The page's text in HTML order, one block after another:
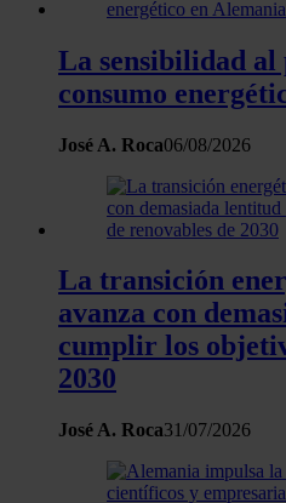
Obtenga más información
sección de datos . Puede
consentimiento en cualquier
Las cookies de este sitio web
el contenido y los anuncios,
sociales y analizar el tráfico.
información sobre el uso que
nuestros partners de redes
web, quienes pueden
que les haya proporcionado
partir del uso que haya hecho
La sensibilidad al
consumo
José A. Roca06/08/2026
La transición
avanza con
cumplir los
2030
José A. Roca31/07/2026